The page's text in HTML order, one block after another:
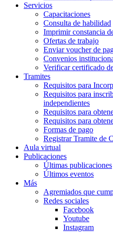
Servicios
Capacitaciones
Consulta de habilidad
Imprimir constancia
Ofertas de trabajo
Enviar voucher de
Convenios
Verificar certificado
Tramites
Requisitos para
Requisitos para
independientes
Requisitos para
Requisitos para
Formas de pago
Registrar Tramite de
Aula virtual
Publicaciones
Últimas publicaciones
Últimos eventos
Más
Agremiados que
Redes sociales
Facebook
Youtube
Instagram